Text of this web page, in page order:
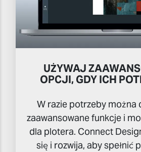
UŻYWAJ
OPCJI, GDY ICH
W razie potrzeby można
zaawansowane funkcje i
dla plotera. Connect
się i rozwija, aby spełnić